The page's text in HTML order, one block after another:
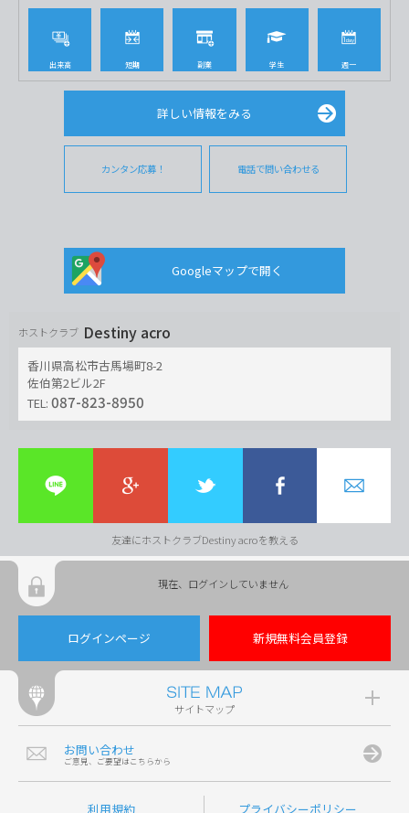
出来高 短期 副業 学生 週一
詳しい情報をみる
カンタン応募！ 電話で問い合わせる
Googleマップで開く
ホストクラブ Destiny acro
香川県高松市古馬場町8-2
佐伯第2ビル2F
TEL: 087-823-8950
友達にホストクラブDestiny acroを教える
現在、ログインしていません
ログインページ 新規無料会員登録
サイトマップ
お問い合わせ
ご意見、ご要望はこちらから
利用規約 プライバシーポリシー